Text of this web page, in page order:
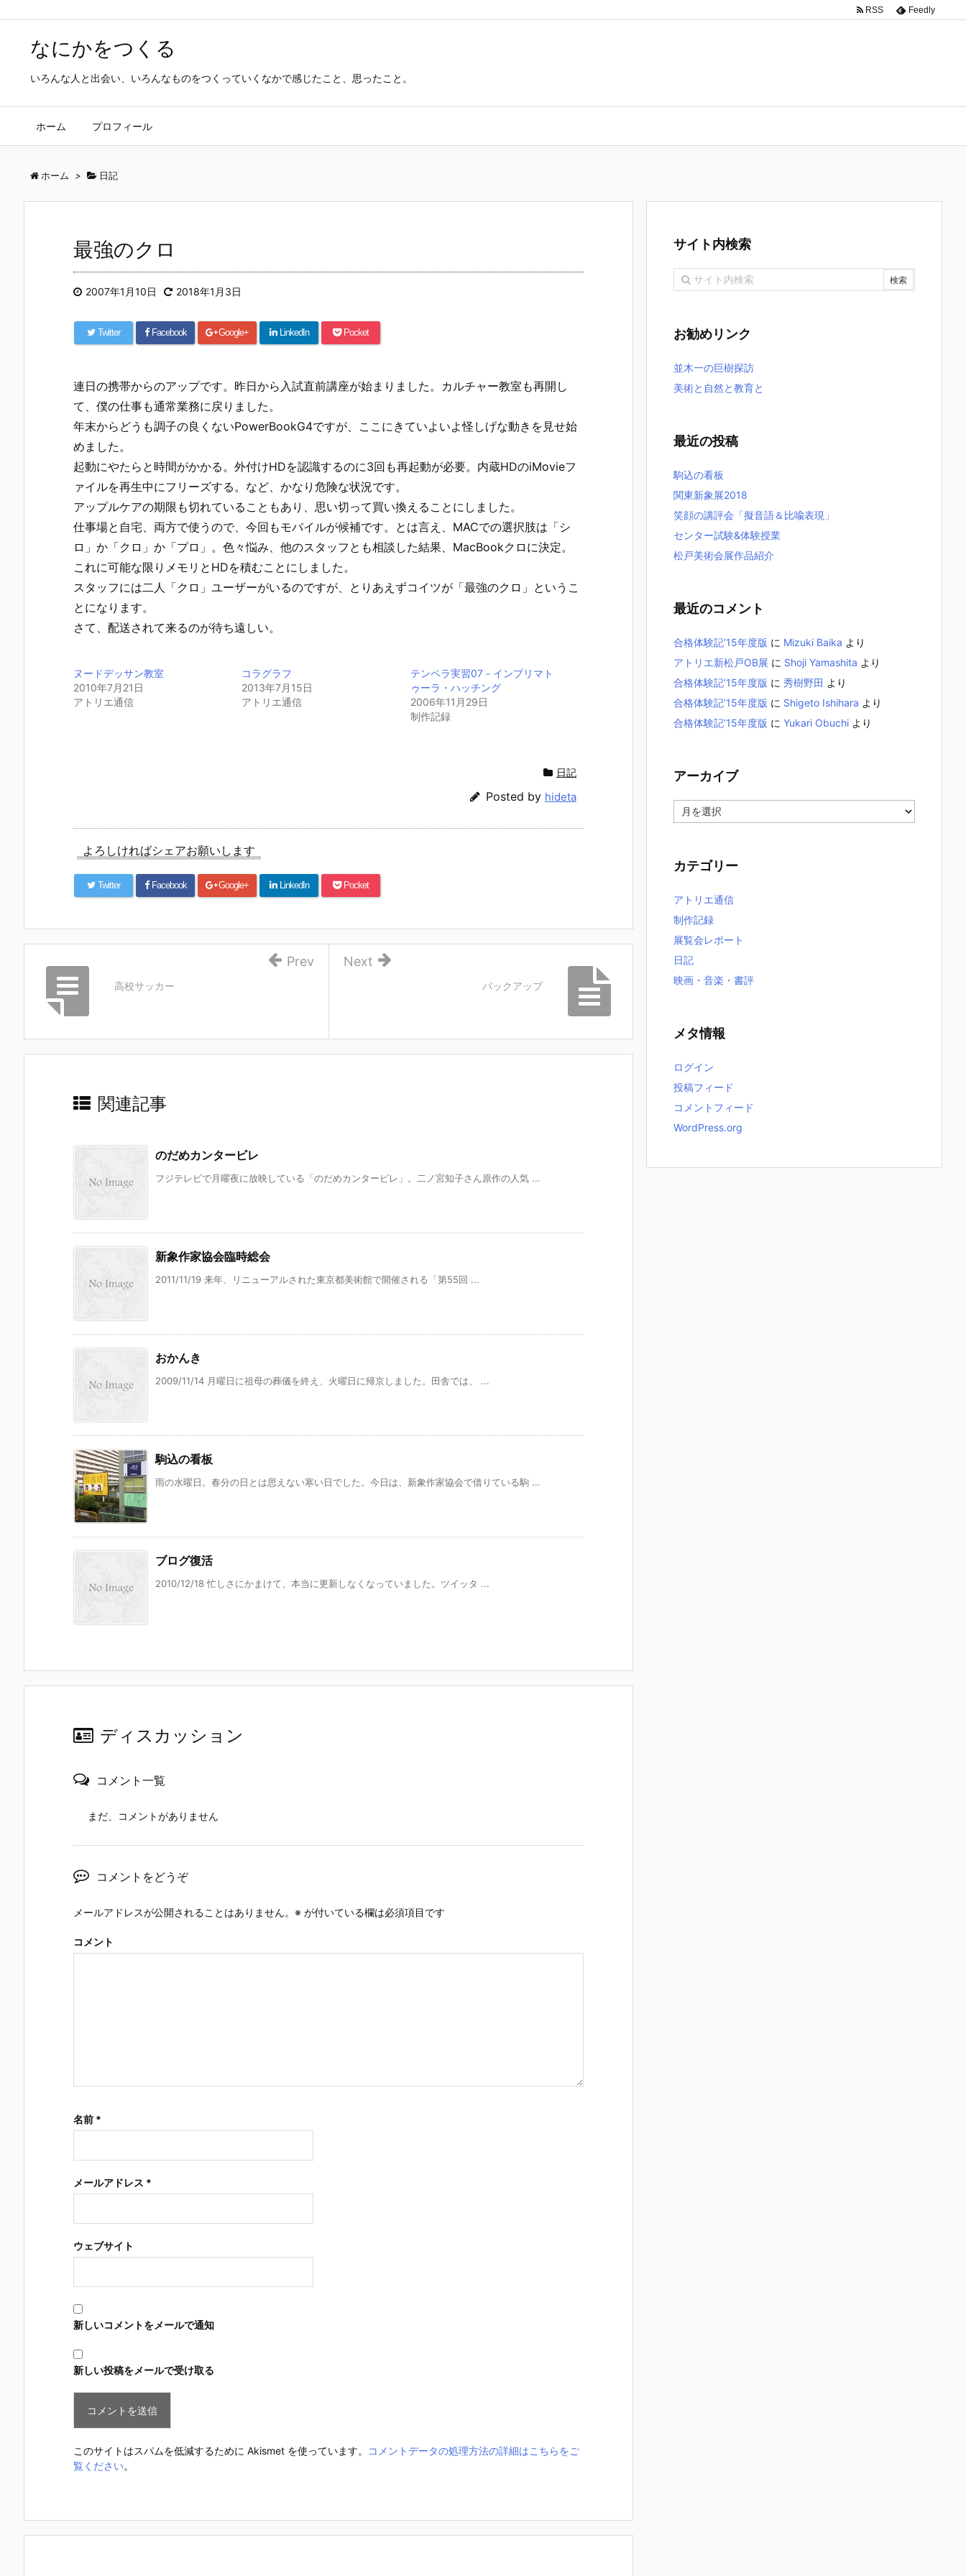
なにかをつくる
いろんな人と出会い、いろんなものをつくっていくなかで感じたこと、思ったこと。
ホーム プロフィール
RSS Feedly
ホーム > 日記
最強のクロ
2007年1月10日 2018年1月3日
Twitter Facebook Google+ LinkedIn Pocket
連日の携帯からのアップです。昨日から入試直前講座が始まりました。カルチャー教室も再開し
て、僕の仕事も通常業務に戻りました。
年末からどうも調子の良くないPowerBookG4ですが、ここにきていよいよ怪しげな動きを見せ始
めました。
起動にやたらと時間がかかる。外付けHDを認識するのに3回も再起動が必要。内蔵HDのiMovieフ
ァイルを再生中にフリーズする。など、かなり危険な状況です。
アップルケアの期限も切れていることもあり、思い切って買い換えることにしました。
仕事場と自宅、両方で使うので、今回もモバイルが候補です。とは言え、MACでの選択肢は「シ
ロ」か「クロ」か「プロ」。色々悩み、他のスタッフとも相談した結果、MacBookクロに決定。
これに可能な限りメモリとHDを積むことにしました。
スタッフには二人「クロ」ユーザーがいるのですが、とりあえずコイツが「最強のクロ」というこ
とになります。
さて、配送されて来るのが待ち遠しい。
ヌードデッサン教室
2010年7月21日
アトリエ通信
コラグラフ
2013年7月15日
アトリエ通信
テンペラ実習07－インプリマト
ゥーラ・ハッチング
2006年11月29日
制作記録
日記
Posted by hideta
よろしければシェアお願いします
Twitter Facebook Google+ LinkedIn Pocket
バックアップ
Next
高校サッカー
Prev
関連記事
のだめカンタービレ
フジテレビで月曜夜に放映している「のだめカンタービレ」。二ノ宮知子さん原作の人気 ...
新象作家協会臨時総会
2011/11/19 来年、リニューアルされた東京都美術館で開催される「第55回 ...
おかんき
2009/11/14 月曜日に祖母の葬儀を終え、火曜日に帰京しました。田舎では、 ...
駒込の看板
雨の水曜日。春分の日とは思えない寒い日でした。今日は、新象作家協会で借りている駒 ...
ブログ復活
2010/12/18 忙しさにかまけて、本当に更新しなくなっていました。ツイッタ ...
ディスカッション
コメント一覧
まだ、コメントがありません
コメントをどうぞ
メールアドレスが公開されることはありません。 ※ が付いている欄は必須項目です
コメント
名前 *
メールアドレス *
ウェブサイト
新しいコメントをメールで通知
新しい投稿をメールで受け取る
このサイトはスパムを低減するために Akismet を使っています。
コメントデータの処理方法の詳細はこちらをご
覧ください。
サイト内検索
お勧めリンク
並木一の巨樹探訪
美術と自然と教育と
最近の投稿
駒込の看板
関東新象展2018
笑顔の講評会「擬音語＆比喩表現」
センター試験&体験授業
松戸美術会展作品紹介
最近のコメント
合格体験記’15年度版 に Mizuki Baika より
アトリエ新松戸OB展 に Shoji Yamashita より
合格体験記’15年度版 に 秀樹野田 より
合格体験記’15年度版 に Shigeto Ishihara より
合格体験記’15年度版 に Yukari Obuchi より
アーカイブ
ー
ブ
カテゴリー
アトリエ通信
制作記録
展覧会レポート
日記
映画・音楽・書評
メタ情報
ログイン
投稿フィード
コメントフィード
WordPress.org